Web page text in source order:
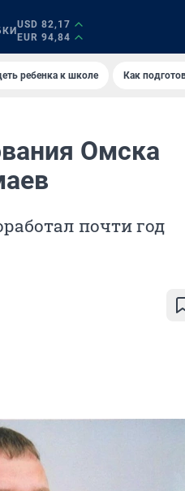
USD 82,17
EUR 94,84
ребенка к школе Как
Омска
почти год